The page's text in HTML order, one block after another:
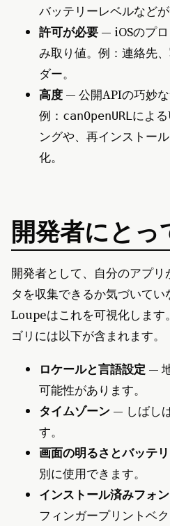
バッテリーレベルなどが
許可が必要 — iOSのプ
み取り値。例：連絡先
ダー。
高度 — 公開APIの巧妙な
例： canOpenURLによ
ングや、再インストー
化。
開発者にとっ
開発者として、自分のアプ
タを収集できるか気づいてい
Loupeはこれを可視化します
ゴリには以下が含まれます。
ロケールと言語設定 —
可能性があります。
タイムゾーン — しばし
す。
画面の明るさとバッテ
別に使用できます。
インストール済みフォ
フィンガープリントベク